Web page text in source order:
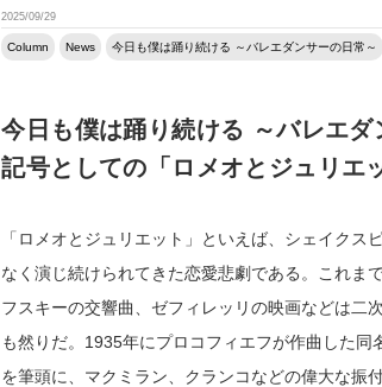
2025/09/29
Column News 今日も僕は踊り続ける ～バレエダンサーの日常～
今日も僕は踊り続ける ～バレエ
記号としての「ロメオとジュリエ
「ロメオとジュリエット」といえば、シェイク
なく演じ続けられてきた恋愛悲劇である。これま
フスキーの交響曲、ゼフィレッリの映画などは二
も然りだ。1935年にプロコフィエフが作曲した
を筆頭に、マクミラン、クランコなどの偉大な振